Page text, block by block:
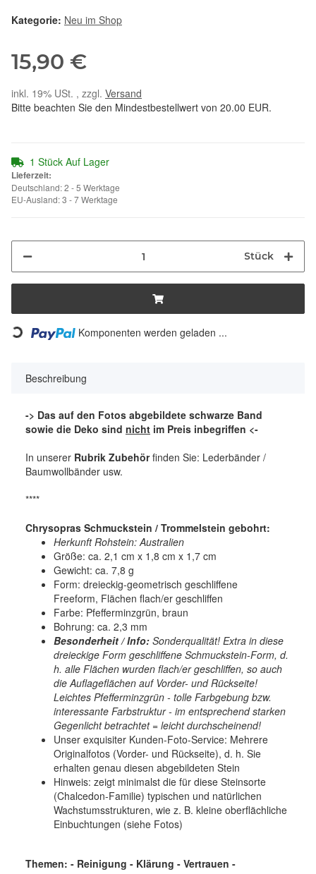
Kategorie: Neu im Shop
15,90 €
inkl. 19% USt. , zzgl. Versand
Bitte beachten Sie den Mindestbestellwert von 20.00 EUR.
1 Stück Auf Lager
Lieferzeit:
Deutschland: 2 - 5 Werktage
EU-Ausland: 3 - 7 Werktage
Stück
Loading... Komponenten werden geladen ...
Beschreibung
-> Das auf den Fotos abgebildete schwarze Band
sowie die Deko sind nicht im Preis inbegriffen <-
In unserer Rubrik Zubehörfinden Sie: Lederbänder /
Baumwollbänder usw.
****
Chrysopras Schmuckstein / Trommelstein gebohrt:
Herkunft Rohstein: Australien
Größe: ca. 2,1 cm x 1,8 cm x 1,7 cm
Gewicht: ca. 7,8 g
Form: dreieckig-geometrisch geschliffene
Freeform, Flächen flach/er geschliffen
Farbe: Pfefferminzgrün, braun
Bohrung: ca. 2,3 mm
Besonderheit / Info: Sonderqualität! Extra in diese
dreieckige Form geschliffene Schmuckstein-Form, d.
h. alle Flächen wurden flach/er geschliffen, so auch
die Auflageflächen auf Vorder- und Rückseite!
Leichtes Pfefferminzgrün - tolle Farbgebung bzw.
interessante Farbstruktur - im entsprechend starken
Gegenlicht betrachtet = leicht durchscheinend!
Unser exquisiter Kunden-Foto-Service: Mehrere
Originalfotos (Vorder- und Rückseite), d. h. Sie
erhalten genau diesen abgebildeten Stein
Hinweis: zeigt minimalst die für diese Steinsorte
(Chalcedon-Familie) typischen und natürlichen
Wachstumsstrukturen, wie z. B. kleine oberflächliche
Einbuchtungen (siehe Fotos)
Themen: - Reinigung - Klärung - Vertrauen -